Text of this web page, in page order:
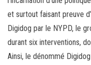
et surtout faisant preuve
Digidog par le NYPD, le
durant six interventions,
Ainsi, le dénommé